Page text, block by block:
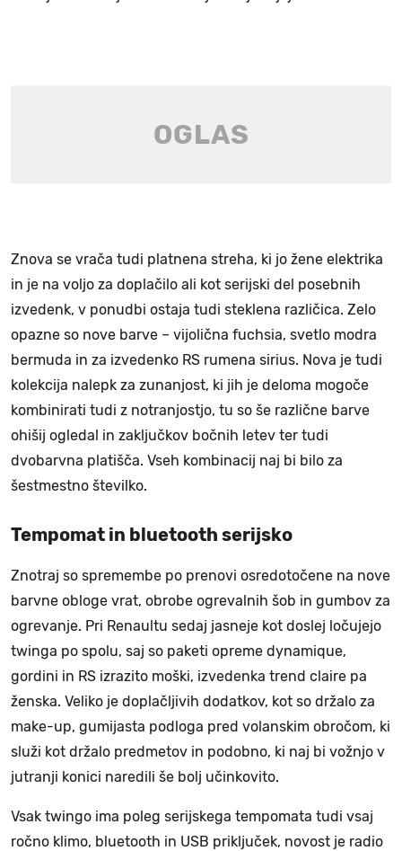
Znova se vrača tudi platnena streha, ki jo žene elektrika
in je na voljo za doplačilo ali kot serijski del posebnih
izvedenk, v ponudbi ostaja tudi steklena različica. Zelo
opazne so nove barve – vijolična fuchsia, svetlo modra
bermuda in za izvedenko RS rumena sirius. Nova je tudi
kolekcija nalepk za zunanjost, ki jih je deloma mogoče
kombinirati tudi z notranjostjo, tu so še različne barve
ohišij ogledal in zaključkov bočnih letev ter tudi
dvobarvna platišča. Vseh kombinacij naj bi bilo za
šestmestno številko.
Tempomat in bluetooth serijsko
Znotraj so spremembe po prenovi osredotočene na nove
barvne obloge vrat, obrobe ogrevalnih šob in gumbov za
ogrevanje. Pri Renaultu sedaj jasneje kot doslej ločujejo
twinga po spolu, saj so paketi opreme dynamique,
gordini in RS izrazito moški, izvedenka trend claire pa
ženska. Veliko je doplačljivih dodatkov, kot so držalo za
make-up, gumijasta podloga pred volanskim obročom, ki
služi kot držalo predmetov in podobno, ki naj bi vožnjo v
jutranji konici naredili še bolj učinkovito.
Vsak twingo ima poleg serijskega tempomata tudi vsaj
ročno klimo, bluetooth in USB priključek, novost je radio